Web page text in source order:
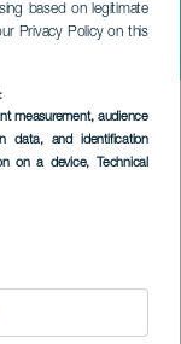
based on legitimate
Privacy Policy on this
measurement, audience
data, and identification
on a device, Technical
i La